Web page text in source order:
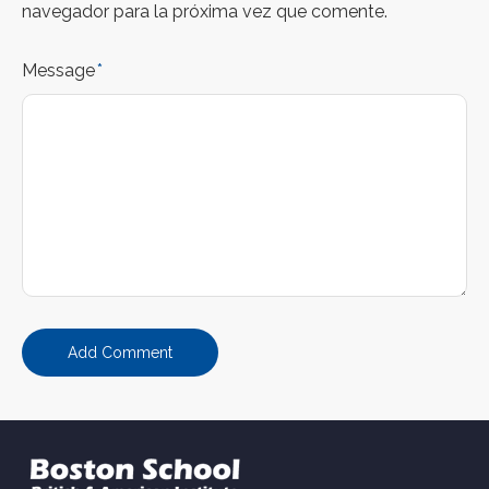
navegador para la próxima vez que comente.
Message*